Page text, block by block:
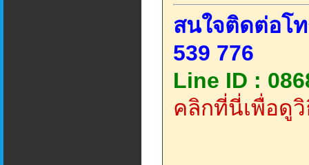
สนใจติดต่อโ
539 776
Line ID :
คลิกที่นี่เพื่อดูวิ